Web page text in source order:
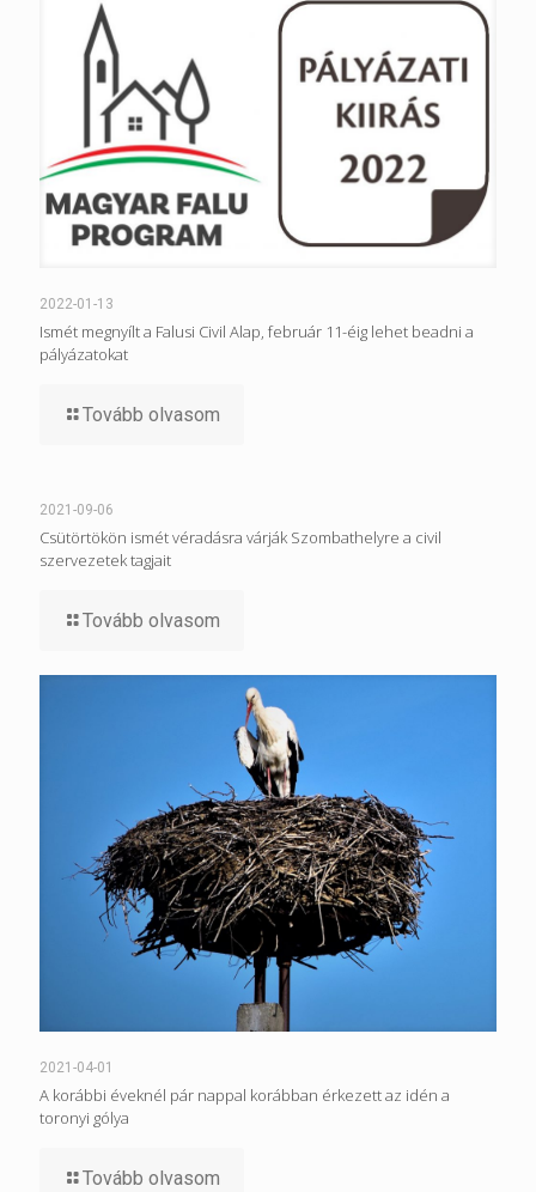
2022-01-13
Ismét megnyílt a Falusi Civil Alap, február 11-éig lehet beadni a
pályázatokat
Tovább olvasom
2021-09-06
Csütörtökön ismét véradásra várják Szombathelyre a civil
szervezetek tagjait
Tovább olvasom
2021-04-01
A korábbi éveknél pár nappal korábban érkezett az idén a
toronyi gólya
Tovább olvasom